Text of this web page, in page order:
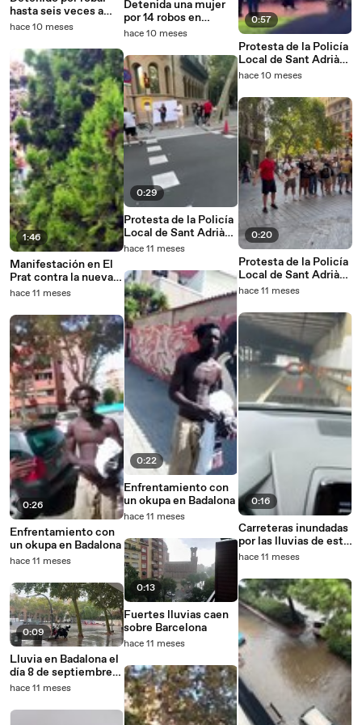
hasta seis veces a
ancianos en
hace 10 meses
1:46
Manifestación en El
Prat contra la nueva
tasa de residuos
hace 11 meses
0:26
Enfrentamiento con
un okupa en Badalona
hace 11 meses
0:09
Lluvia en Badalona el
día 8 de septiembre
de 2025
hace 11 meses
Detenida una mujer
por 14 robos en
taquillas de un
Barcelona por 5.300
euros
hace 10 meses
0:29
Protesta de la Policía
Local de Sant Adrià
en la Diputació
hace 11 meses
0:22
Enfrentamiento con
un okupa en Badalona
hace 11 meses
0:13
Fuertes lluvias caen
sobre Barcelona
hace 11 meses
0:57
Protesta de la Policía
Local de Sant Adrià
durante el homenaje
hace 10 meses
0:20
Protesta de la Policía
Local de Sant Adrià
en la Diputació
hace 11 meses
0:16
Carreteras inundadas
por las lluvias de este
sábado, 8 de
Cerdanyola
hace 11 meses